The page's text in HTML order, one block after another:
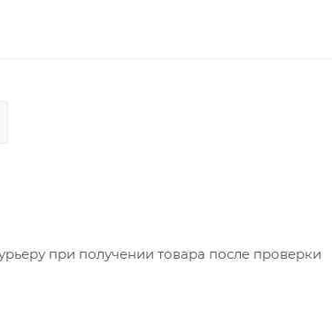
при получении товара после проверки